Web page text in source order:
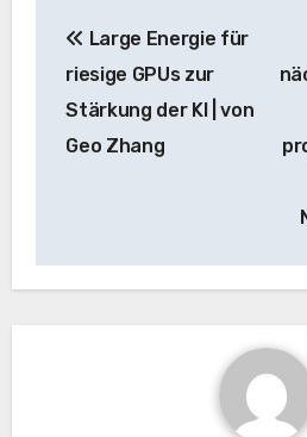
Navigation
Large Energie für
riesige GPUs zur
Stärkung der KI | von
Geo Zhang